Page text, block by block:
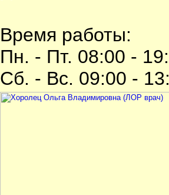
Время работы:
Пн. - Пт. 08:00 -
Сб. - Вс. 09:00 -